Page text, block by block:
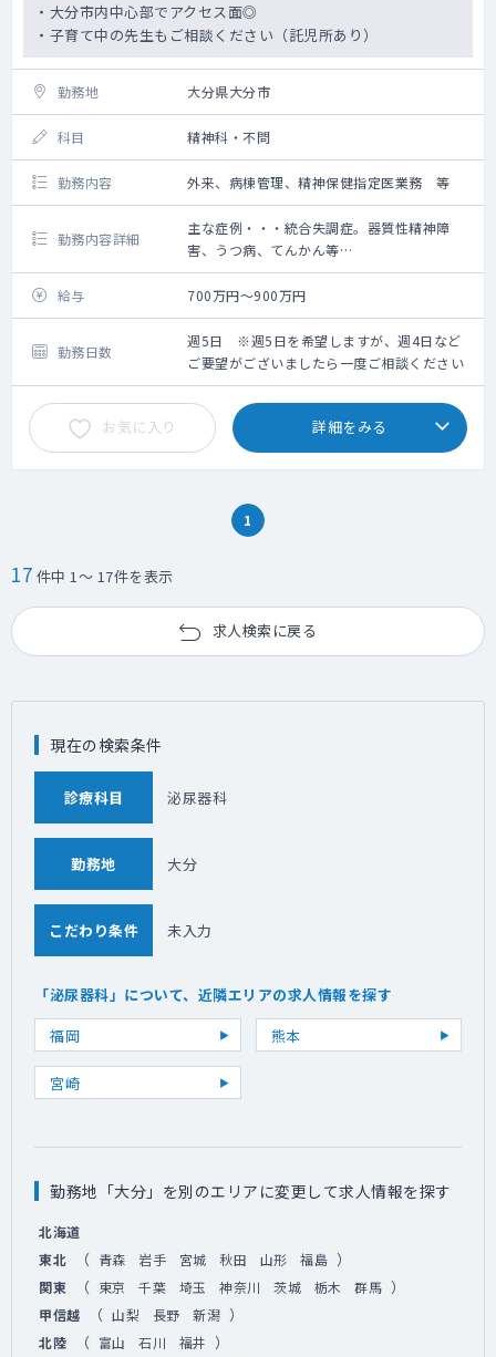
・大分市内中心部でアクセス面◎
・子育て中の先生もご相談ください（託児所あり）
勤務地 大分県大分市
科目 精神科・不問
勤務内容 外来、病棟管理、精神保健指定医業務 等
勤務内容詳細
主な症例・・・統合失調症。器質性精神障
害、うつ病、てんかん等
外来
週1コマ
担当医制
医師により20～50名/コマ
病棟管理
受持ち50名位
時間外の対応：基本無し。出動は無し、稀に
コールで指示を仰ぐケースはある
※月1回程度土曜日の診療をお願いする可能性
あり
給与 700万円～900万円
勤務日数
週5日 ※週5日を希望しますが、週4日など
ご要望がございましたら一度ご相談ください
お気に入り 詳細をみる
1
17 件中 1～ 17件を表示
求人検索に戻る
現在の検索条件
診療科目 泌尿器科
勤務地 大分
こだわり条件 未入力
「泌尿器科」について、近隣エリアの求人情報を探す
福岡
熊本
宮崎
勤務地「大分」を別のエリアに変更して求人情報を探す
北海道
東北
（ 青森 岩手 宮城 秋田 山形 福島 ）
関東 （ 東京 千葉 埼玉 神奈川 茨城 栃木 群馬 ）
甲信越 （ 山梨 長野 新潟 ）
北陸 （ 富山 石川 福井 ）